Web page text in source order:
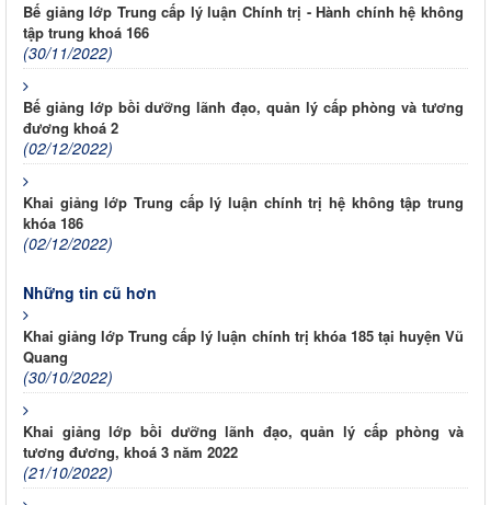
Bế giảng lớp Trung cấp lý luận Chính trị - Hành chính hệ không
tập trung khoá 166
(30/11/2022)
Bế giảng lớp bồi dưỡng lãnh đạo, quản lý cấp phòng và tương
đương khoá 2
(02/12/2022)
Khai giảng lớp Trung cấp lý luận chính trị hệ không tập trung
khóa 186
(02/12/2022)
Những tin cũ hơn
Khai giảng lớp Trung cấp lý luận chính trị khóa 185 tại huyện Vũ
Quang
(30/10/2022)
Khai giảng lớp bồi dưỡng lãnh đạo, quản lý cấp phòng và
tương đương, khoá 3 năm 2022
(21/10/2022)